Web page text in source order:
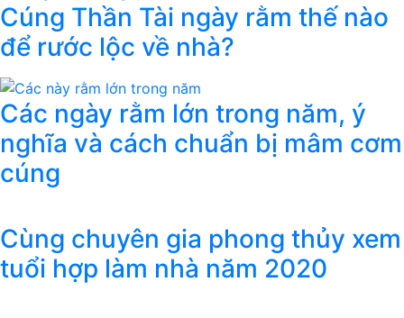
Cúng Thần Tài ngày rằm thế nào
để rước lộc về nhà?
Các ngày rằm lớn trong năm, ý
nghĩa và cách chuẩn bị mâm cơm
cúng
Cùng chuyên gia phong thủy xem
tuổi hợp làm nhà năm 2020